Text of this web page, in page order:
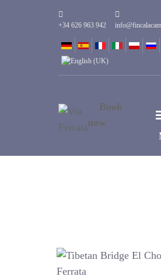
+34 626 963 942
Book
now